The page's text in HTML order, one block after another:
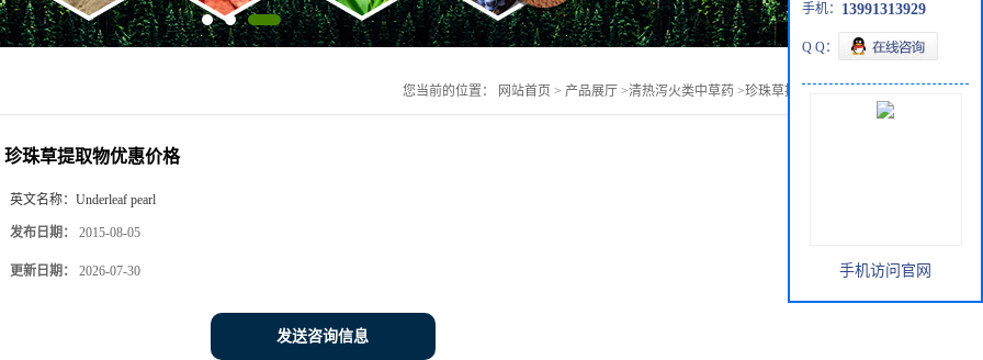
您当前的位置： 网站首页 > 产品展厅 >清热泻火类中草药 >珍珠草提取物优惠价格
珍珠草提取物优惠价格
英文名称： Underleaf pearl
发布日期： 2015-08-05
更新日期： 2026-07-30
发送咨询信息
手机： 13991313929
Q Q：
手机访问官网